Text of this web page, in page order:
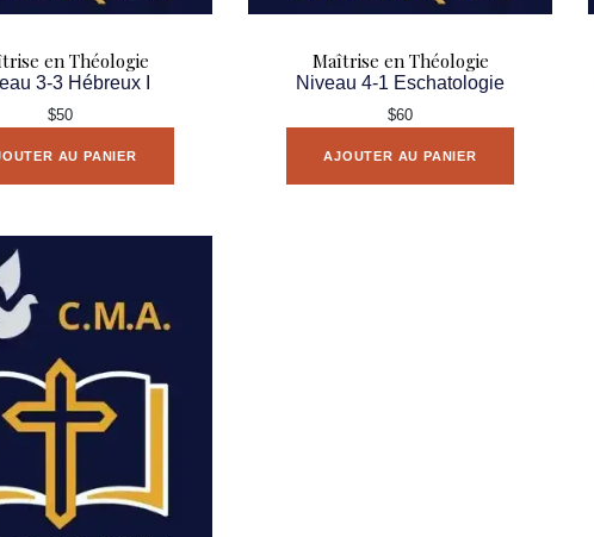
en Théologie
3-3 Hébreux I
$50
AU PANIER
Maîtrise en Théologie
Niveau 4-1 Eschatologie
$60
AJOUTER AU PANIER